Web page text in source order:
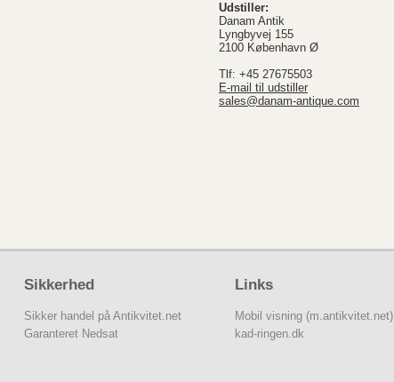
Udstiller:
Danam Antik
Lyngbyvej 155
2100 København Ø
Tlf: +45 27675503
E-mail til udstiller
sales@danam-antique.com
Sikkerhed
Sikker handel på Antikvitet.net
Garanteret Nedsat
Links
Mobil visning (m.antikvitet.net)
kad-ringen.dk